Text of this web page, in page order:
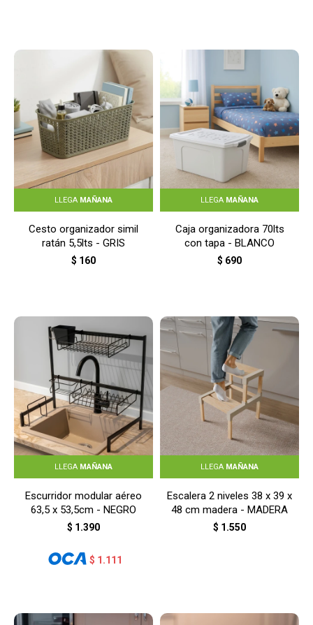
LLEGA MAÑANA
Cesto organizador simil
ratán 5,5lts - GRIS
$ 160
LLEGA MAÑANA
Caja organizadora 70lts
con tapa - BLANCO
$ 690
LLEGA MAÑANA
Escurridor modular aéreo
63,5 x 53,5cm - NEGRO
$ 1.390
$ 1.111
LLEGA MAÑANA
Escalera 2 niveles 38 x 39 x
48 cm madera - MADERA
$ 1.550